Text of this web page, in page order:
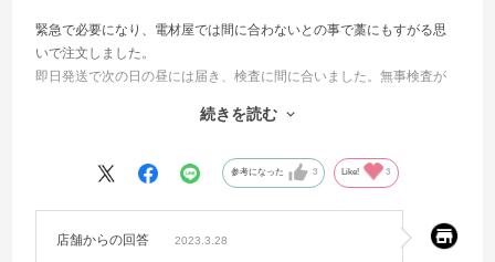
緊急で必要になり、電材屋では間に合わないとの事で藁にもすがる思
いで注文しました。
即日発送で次の日の昼には届き、検査に間に合いました。無事検査が
が、感謝の意を込めて書かせていただきます。ありがとうございまし
続きを読む
参考になった 3 Like! 3
店舗からの回答 2023.3.28